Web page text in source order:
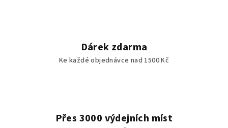
i
s
Dárek zdarma
Ke každé objednávce nad 1500 Kč
Přes 3000 výdejních míst